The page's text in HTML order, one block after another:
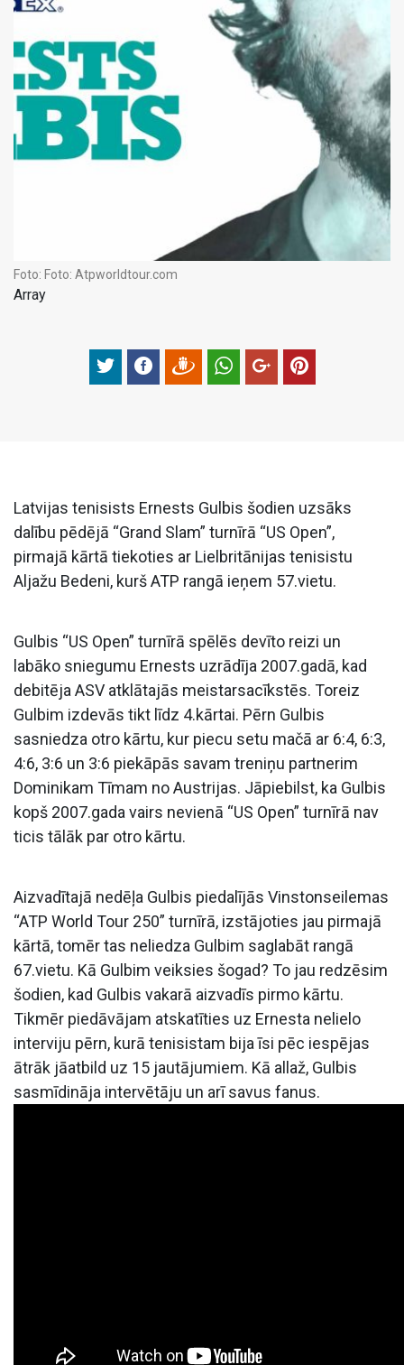
Foto: Foto: Atpworldtour.com
Array
Latvijas tenisists Ernests Gulbis šodien uzsāks
dalību pēdējā “Grand Slam” turnīrā “US Open”,
pirmajā kārtā tiekoties ar Lielbritānijas tenisistu
Aljažu Bedeni, kurš ATP rangā ieņem 57.vietu.
Gulbis “US Open” turnīrā spēlēs devīto reizi un
labāko sniegumu Ernests uzrādīja 2007.gadā, kad
debitēja ASV atklātajās meistarsacīkstēs. Toreiz
Gulbim izdevās tikt līdz 4.kārtai. Pērn Gulbis
sasniedza otro kārtu, kur piecu setu mačā ar 6:4, 6:3,
4:6, 3:6 un 3:6 piekāpās savam treniņu partnerim
Dominikam Tīmam no Austrijas. Jāpiebilst, ka Gulbis
kopš 2007.gada vairs nevienā “US Open” turnīrā nav
ticis tālāk par otro kārtu.
Aizvadītajā nedēļa Gulbis piedalījās Vinstonseilemas
“ATP World Tour 250” turnīrā, izstājoties jau pirmajā
kārtā, tomēr tas neliedza Gulbim saglabāt rangā
67.vietu. Kā Gulbim veiksies šogad? To jau redzēsim
šodien, kad Gulbis vakarā aizvadīs pirmo kārtu.
Tikmēr piedāvājam atskatīties uz Ernesta nelielo
interviju pērn, kurā tenisistam bija īsi pēc iespējas
ātrāk jāatbild uz 15 jautājumiem. Kā allaž, Gulbis
sasmīdināja intervētāju un arī savus fanus.